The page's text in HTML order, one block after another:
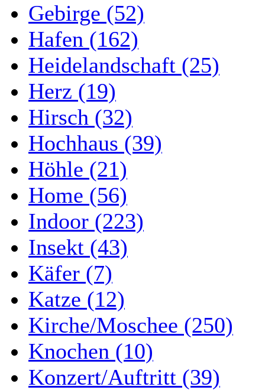
Gebirge (52)
Hafen (162)
Heidelandschaft (25)
Herz (19)
Hirsch (32)
Hochhaus (39)
Höhle (21)
Home (56)
Indoor (223)
Insekt (43)
Käfer (7)
Katze (12)
Kirche/Moschee (250)
Knochen (10)
Konzert/Auftritt (39)